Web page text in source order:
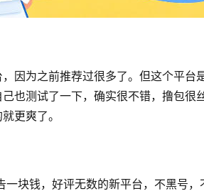
因为之前推荐过很多了。但这个平台
也测试了一下，确实很不错，撸包
更爽了。